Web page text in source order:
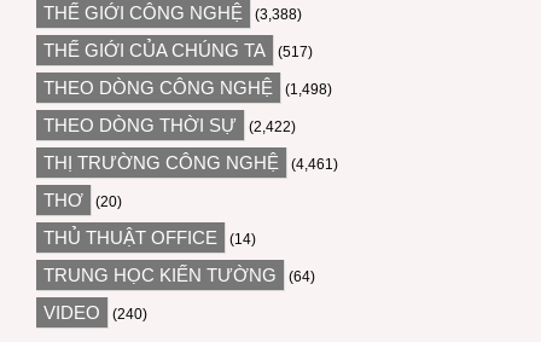
THẾ GIỚI CÔNG NGHỆ (3,388)
THẾ GIỚI CỦA CHÚNG TA (517)
THEO DÒNG CÔNG NGHỆ (1,498)
THEO DÒNG THỜI SỰ (2,422)
THỊ TRƯỜNG CÔNG NGHỆ (4,461)
THƠ (20)
THỦ THUẬT OFFICE (14)
TRUNG HỌC KIẾN TƯỜNG (64)
VIDEO (240)